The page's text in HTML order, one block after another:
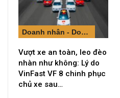
Doanh nhân - Doanh nghiệp
Vượt xe an toàn, leo đèo
nhàn như không: Lý do
VinFast VF 8 chinh phục
chủ xe sau…